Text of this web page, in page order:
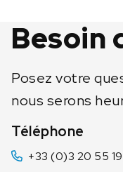
Besoin
Posez votre
nous serons
Téléphone
+33 (0)3 20 55 19